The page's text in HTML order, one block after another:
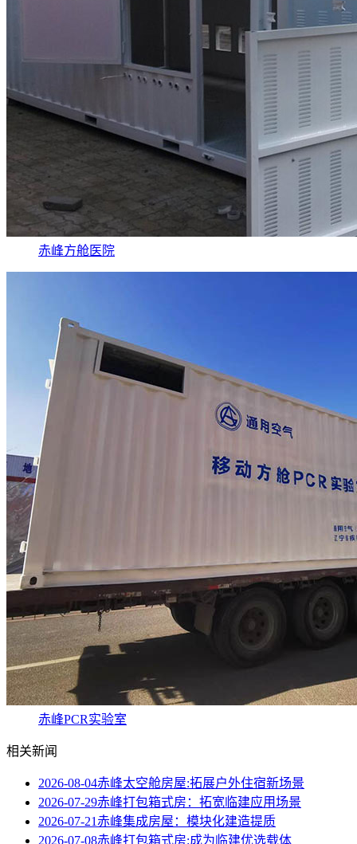
赤峰方舱医院
赤峰PCR实验室
相关新闻
2026-08-04赤峰太空舱房屋:拓展户外住宿新场景
2026-07-29赤峰打包箱式房：拓宽临建应用场景
2026-07-21赤峰集成房屋：模块化建造提质
2026-07-08赤峰打包箱式房:成为临建优选载体